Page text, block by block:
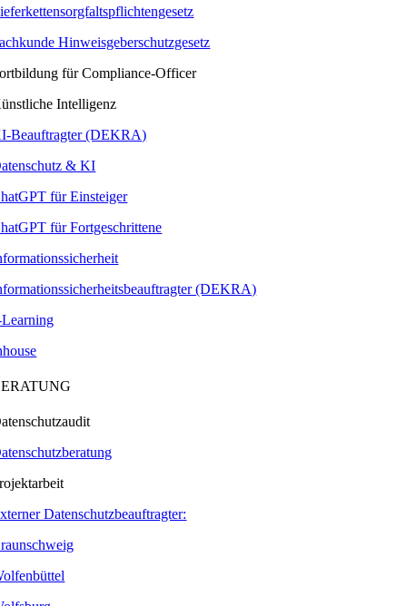
Hinweisgeberschutzgesetz
für Compliance-Officer
Intelligenz
Beauftragter (DEKRA)
& KI
für Einsteiger
für Fortgeschrittene
(DEKRA)
Learning
Datenschutzbeauftragter: